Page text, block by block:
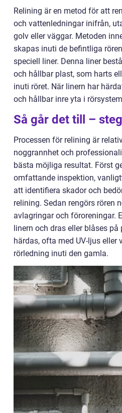
Relining är en metod för att
och vattenledningar inifrån,
golv eller väggar. Metoden
skapas inuti de befintliga
speciell liner. Denna liner
och hållbar plast, som harts
inuti röret. När linern har
och hållbar inre yta i
Så går det till –
Processen för relining är
noggrannhet och
bästa möjliga resultat. Först
omfattande inspektion,
att identifiera skador och
relining. Sedan rengörs rören
avlagringar och föroreningar.
linern och dras eller blåses
härdas, ofta med UV-ljus eller
rörledning inuti den gamla.